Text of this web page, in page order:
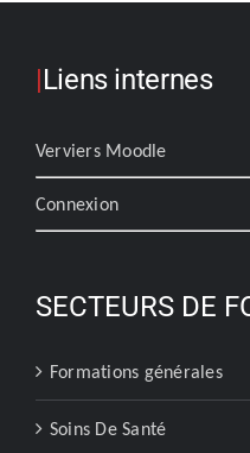
|Liens internes
Verviers Moodle
Connexion
SECTEURS DE
Formations générales
Soins De Santé